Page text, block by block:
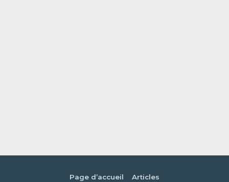
Page d’accueil
Articles